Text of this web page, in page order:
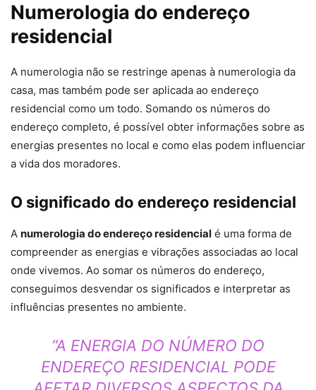
Numerologia do endereço
residencial
A numerologia não se restringe apenas à numerologia da
casa, mas também pode ser aplicada ao endereço
residencial como um todo. Somando os números do
endereço completo, é possível obter informações sobre as
energias presentes no local e como elas podem influenciar
a vida dos moradores.
O significado do endereço residencial
A numerologia do endereço residencial é uma forma de
compreender as energias e vibrações associadas ao local
onde vivemos. Ao somar os números do endereço,
conseguimos desvendar os significados e interpretar as
influências presentes no ambiente.
“A ENERGIA DO NÚMERO DO
ENDEREÇO RESIDENCIAL PODE